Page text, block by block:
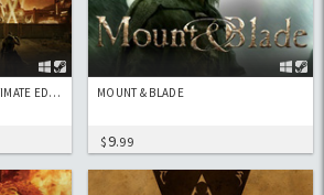
FALLOUT: NEW VEGAS: ULTIMATE EDITION MOUNT & BLADE
$9.99